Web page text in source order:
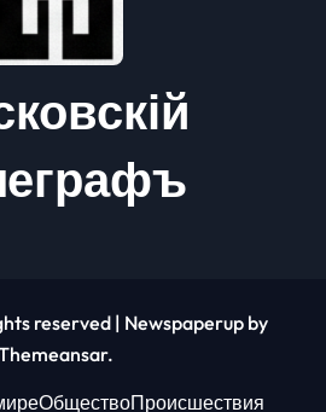
reserved | Newspaperup by
.
ОбществоПроисшествия